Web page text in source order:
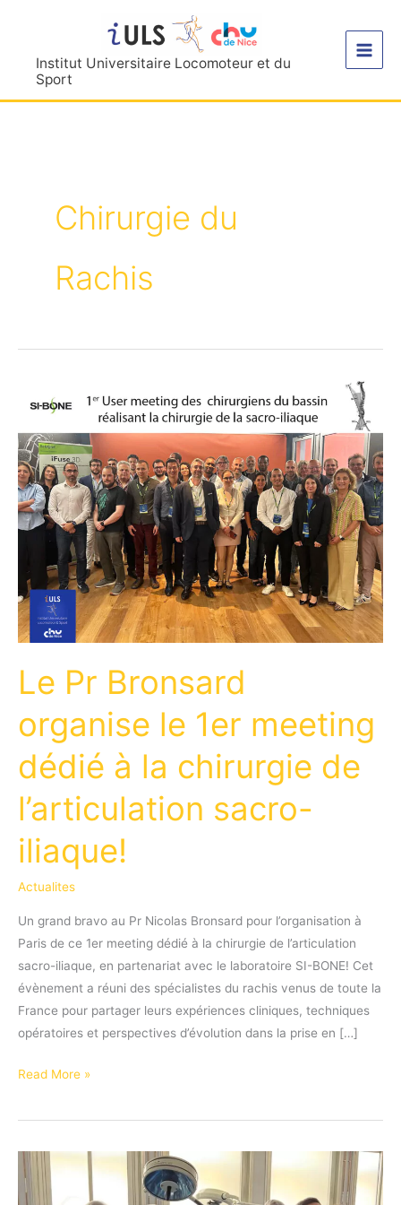
contenuInstitut Universitaire Locomoteur et du
Sport
Chirurgie du
Rachis
Le Pr Bronsard
organise le 1er meeting
dédié à la chirurgie de
l’articulation sacro-
iliaque!
Actualites
Un grand bravo au Pr Nicolas Bronsard pour l’organisation à
Paris de ce 1er meeting dédié à la chirurgie de l’articulation
sacro-iliaque, en partenariat avec le laboratoire SI-BONE! Cet
évènement a réuni des spécialistes du rachis venus de toute la
France pour partager leurs expériences cliniques, techniques
opératoires et perspectives d’évolution dans la prise en […]
Le
Bronsard
1er
Read More »